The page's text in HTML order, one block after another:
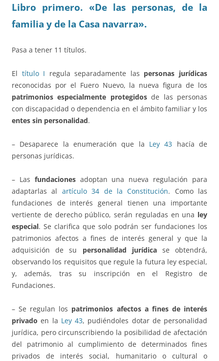
Libro primero. «De las personas, de la
familia y de la Casa navarra».
Pasa a tener 11 títulos.
El título I regula separadamente las personas jurídicas
reconocidas por el Fuero Nuevo, la nueva figura de los
patrimonios especialmente protegidosde las personas
con discapacidad o dependencia en el ámbito familiar y los
entes sin personalidad.
– Desaparece la enumeración que la Ley 43 hacía de
personas jurídicas.
– Las fundacionesadoptan una nueva regulación para
adaptarlas al artículo 34 de la Constitución. Como las
fundaciones de interés general tienen una importante
vertiente de derecho público, serán reguladas en una ley
especial. Se clarifica que solo podrán ser fundaciones los
patrimonios afectos a fines de interés general y que la
adquisición de su personalidad jurídicase obtendrá,
observando los requisitos que regule la futura ley especial,
y, además, tras su inscripción en el Registro de
Fundaciones.
– Se regulan los patrimonios afectos a fines de interés
privado en la Ley 43, pudiéndoles dotar de personalidad
jurídica, pero circunscribiendo la posibilidad de afectación
del patrimonio al cumplimiento de determinados fines
privados de interés social, humanitario o cultural o